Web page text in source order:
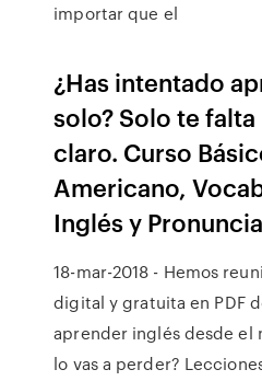
importar que el
¿Has intentado
solo? Solo te
claro. Curso
Americano,
Inglés y
18-mar-2018 - Hemos
digital y gratuita en PDF
aprender inglés desde el
lo vas a perder?